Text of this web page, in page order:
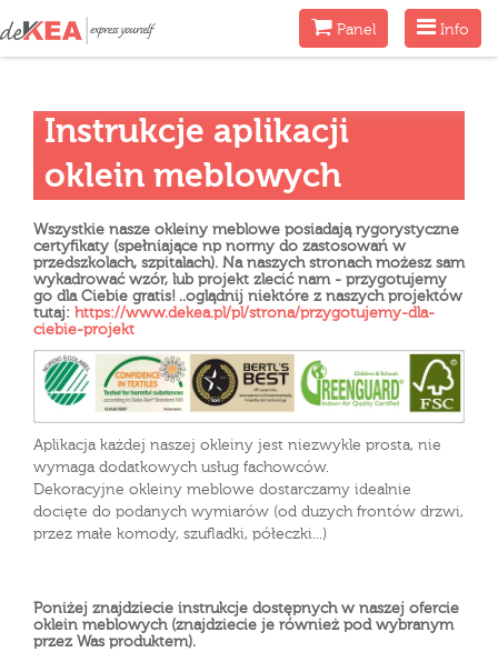
Menu
Info
MenuPanel
Instrukcje aplikacji
oklein meblowych
Wszystkie nasze okleiny meblowe posiadają rygorystyczne
certyfikaty (spełniające np normy do zastosowań w
przedszkolach, szpitalach). Na naszych stronach możesz sam
wykadrować wzór, lub projekt zlecić nam - przygotujemy
go dla Ciebie gratis! ..oglądnij niektóre z naszych projektów
tutaj: https://www.dekea.pl/pl/strona/przygotujemy-dla-
ciebie-projekt
Aplikacja każdej naszej okleiny jest niezwykle prosta, nie
wymaga dodatkowych usług fachowców.
Dekoracyjne okleiny meblowe dostarczamy idealnie
docięte do podanych wymiarów (od duzych frontów drzwi,
przez małe komody, szufladki, półeczki...)
Poniżej znajdziecie instrukcje dostępnych w naszej ofercie
oklein meblowych (znajdziecie je również pod wybranym
przez Was produktem).